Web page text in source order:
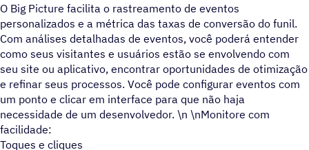
O Big Picture facilita o rastreamento de eventos
personalizados e a métrica das taxas de conversão do funil.
Com análises detalhadas de eventos, você poderá entender
como seus visitantes e usuários estão se envolvendo com
seu site ou aplicativo, encontrar oportunidades de otimização
e refinar seus processos. Você pode configurar eventos com
um ponto e clicar em interface para que não haja
necessidade de um desenvolvedor. \n \nMonitore com
facilidade:
Toques e cliques